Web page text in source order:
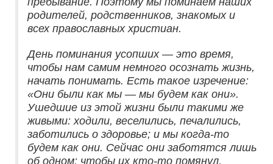
родителей, родственников, знакомых и
всех православных христиан.
День поминания усопших — это время,
чтобы нам самим немного осознать жизнь,
начать понимать. Есть такое изречение:
«Они были как мы — мы будем как они».
Ушедшие из этой жизни были такими же
живыми: ходили, веселились, печалились,
заботились о здоровье; и мы когда-то
будем как они. Сейчас они заботятся лишь
об одном: чтобы их кто-то помянул,